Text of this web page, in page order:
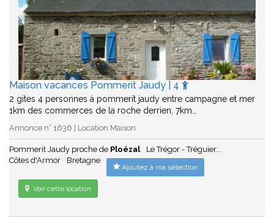
Maison vacances Pommerit Jaudy | 4
2 gites 4 personnes à pommerit jaudy entre campagne et mer
1km des commerces de la roche derrien, 7km…
Annonce n° 1636 | Location Maison
Pommerit Jaudy proche de Ploézal
Le Trégor - Tréguier...
Côtes d'Armor
Bretagne
Ajoutez à ma sélection
Voir cette location